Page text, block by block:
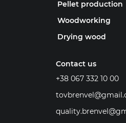
Pellet production
Woodworking
Drying wood
Contact us
+38 067 332 10 00